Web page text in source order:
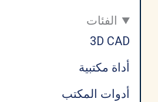
الفئات
3D CAD
أداة مكتبية
أدوات المكتب